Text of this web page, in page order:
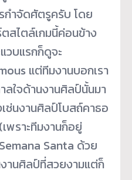
กำจัดศัตรูครับ โดย
สไตล์เกมนี้ค่อนข้าง
วบแรกก็ดูจะ
แต่ทีมงานบอกเรา
ลใจด้านงานศิลป์นั้นมา
ช่นงานศิลป์โบสถ์คาธอ
พราะทีมงานก็อยู่
Santa ด้วย
านศิลป์ที่สวยงามแต่ก็